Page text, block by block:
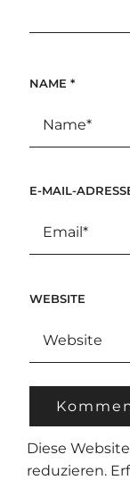
NAME *
E-MAIL-
WEBSITE
Diese
reduzieren.